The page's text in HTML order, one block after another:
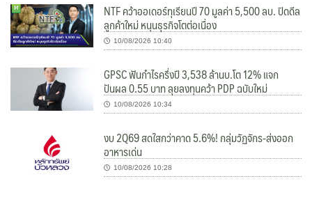
NTF คว้าออเดอร์ทุเรียนปี 70 มูลค่า 5,500 ลบ. ปิดดีล
ลูกค้าใหม่ หนุนธุรกิจโตต่อเนื่อง
10/08/2026 10:40
GPSC ฟันกำไรครึ่งปี 3,538 ล้านบ.โต 12% แจก
ปันผล 0.55 บาท ลุยลงทุนคว้า PDP ฉบับใหม่
10/08/2026 10:34
งบ 2Q69 สดใสกว่าคาด 5.6%! กลุ่มวัฏจักร-ส่งออก
อาหารเด่น
10/08/2026 10:28